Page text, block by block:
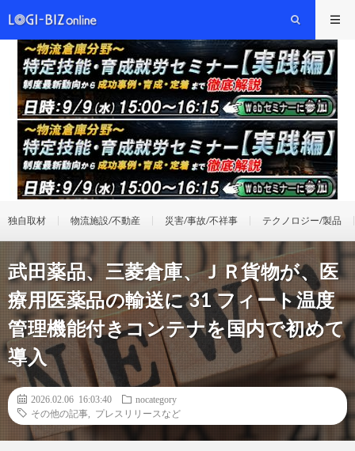
独自取材 物流施設/不動産 災害/事故/不祥事 テクノロジー/製品
武田薬品、三菱倉庫、ＪＲ貨物が、医
療用医薬品の輸送に 31 フィート温度
管理機能付きコンテナを国内で初めて
導入
2026.02.06 16:03:40
nocategory
その他の記事
プレスリリースなど